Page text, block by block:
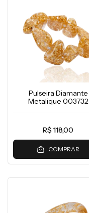
Pulseira Diamante
Metalique 003732
R$ 118,00
COMPRAR